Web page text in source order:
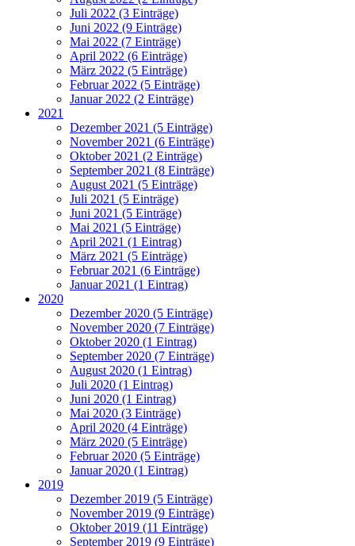
Juli 2022 (3 Einträge)
Juni 2022 (9 Einträge)
Mai 2022 (7 Einträge)
April 2022 (6 Einträge)
März 2022 (5 Einträge)
Februar 2022 (5 Einträge)
Januar 2022 (2 Einträge)
2021
Dezember 2021 (5 Einträge)
November 2021 (6 Einträge)
Oktober 2021 (2 Einträge)
September 2021 (8 Einträge)
August 2021 (5 Einträge)
Juli 2021 (5 Einträge)
Juni 2021 (5 Einträge)
Mai 2021 (5 Einträge)
April 2021 (1 Eintrag)
März 2021 (5 Einträge)
Februar 2021 (6 Einträge)
Januar 2021 (1 Eintrag)
2020
Dezember 2020 (5 Einträge)
November 2020 (7 Einträge)
Oktober 2020 (1 Eintrag)
September 2020 (7 Einträge)
August 2020 (1 Eintrag)
Juli 2020 (1 Eintrag)
Juni 2020 (1 Eintrag)
Mai 2020 (3 Einträge)
April 2020 (4 Einträge)
März 2020 (5 Einträge)
Februar 2020 (5 Einträge)
Januar 2020 (1 Eintrag)
2019
Dezember 2019 (5 Einträge)
November 2019 (9 Einträge)
Oktober 2019 (11 Einträge)
September 2019 (9 Einträge)